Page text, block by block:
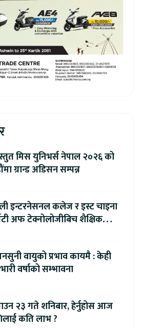
मिस युनिभर्स नेपाल २०२६ को
ग्रान्ड अडिसन सम्पन्न
इन्टरनेसनल कलेज र इस्ट चाइना
अफ टेक्नोलोजीबिच शैक्षिक
वायुको प्रभाव कायमै : केही
वर्षाको सम्भावना
२३ गते शनिबार, हेर्नुहोस आज
कति लाभ ?